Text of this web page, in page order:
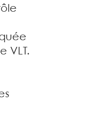
VLT.